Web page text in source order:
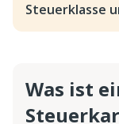
Steuerklasse
Was ist